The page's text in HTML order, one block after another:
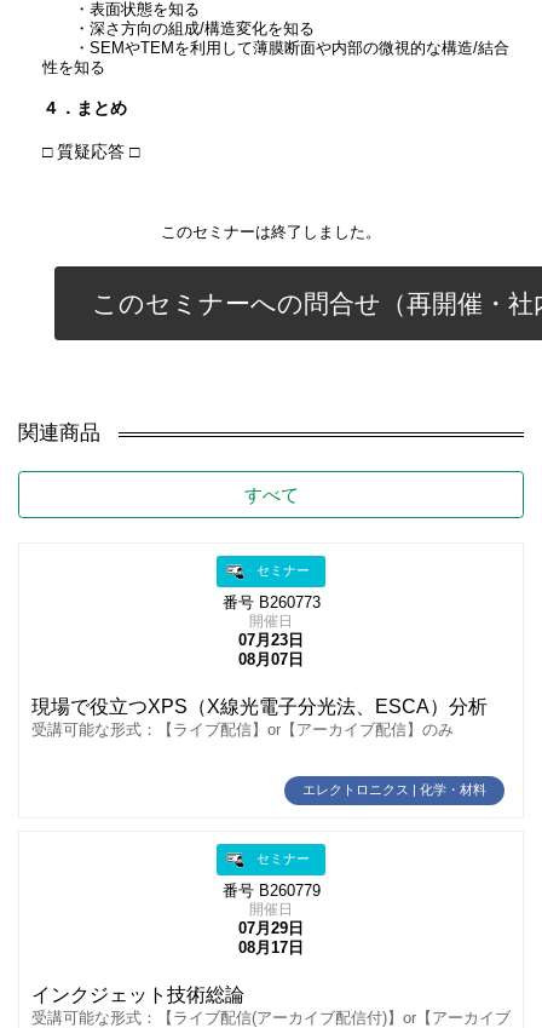
・表面状態を知る
・深さ方向の組成/構造変化を知る
・SEMやTEMを利用して薄膜断面や内部の微視的な構造/結合
性を知る
４．まとめ
□ 質疑応答 □
このセミナーは終了しました。
このセミナーへの問合せ（再開催・社
関連商品
すべて
セミナー
番号 B260773
開催日
07月23日
08月07日
現場で役立つXPS（X線光電子分光法、ESCA）分析
受講可能な形式：【ライブ配信】or【アーカイブ配信】のみ
エレクトロニクス | 化学・材料
セミナー
番号 B260779
開催日
07月29日
08月17日
インクジェット技術総論
受講可能な形式：【ライブ配信(アーカイブ配信付)】or【アーカイブ